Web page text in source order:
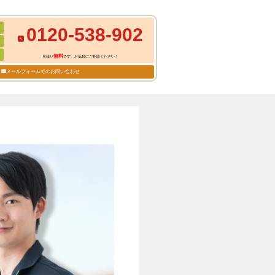
0120-538-902
見積り無料です。お気軽にご相談ください！
メールフォームでのお問い合わせ